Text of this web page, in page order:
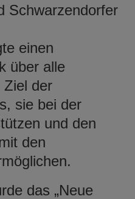
Schwarzendorfer
einen
über alle
Ziel der
sie bei der
und den
den
das „Neue